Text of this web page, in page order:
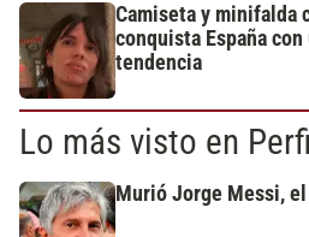
Camiseta y minifalda
conquista España
tendencia
Lo más visto en
Murió Jorge Messi,